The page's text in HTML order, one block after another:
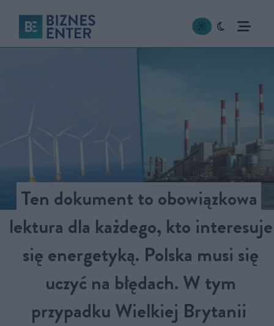
Ten dokument to obowiązkowa
lektura dla każdego, kto interesuje
się energetyką. Polska musi się
uczyć na błędach. W tym
przypadku Wielkiej Brytanii